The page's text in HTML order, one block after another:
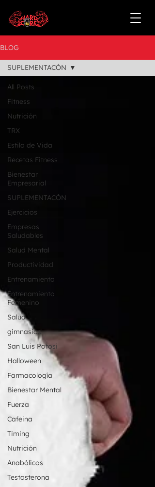
BLOG
All Posts
Fitness
Nutrición
TRX
Estilo de Vida
Recetas Fitness
Bienestar
Empresarial
SUPLEMENTACÓN
Ejercicios
Empresas
Saludables
Salud Mental
Productividad
Entrenamiento
Entrenamiento
Femenino
Salud
gimnasios
San Luis Potosi
Halloween
Farmacología
Bienestar Mental
Fuerza
Cafeina
Timing
Nutrición
Anabólicos
Testosterona
SUPLEMENTACÓN